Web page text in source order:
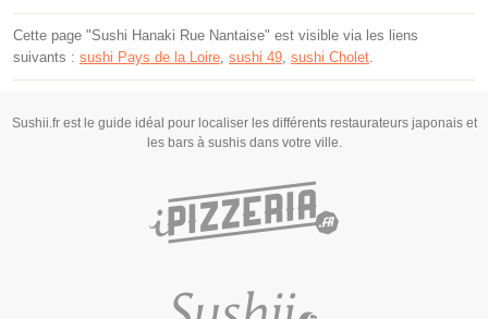
Cette page "Sushi Hanaki Rue Nantaise" est visible via les liens
suivants : sushi Pays de la Loire, sushi 49, sushi Cholet.
Sushii.fr est le guide idéal pour localiser les différents restaurateurs japonais et
les bars à sushis dans votre ville.